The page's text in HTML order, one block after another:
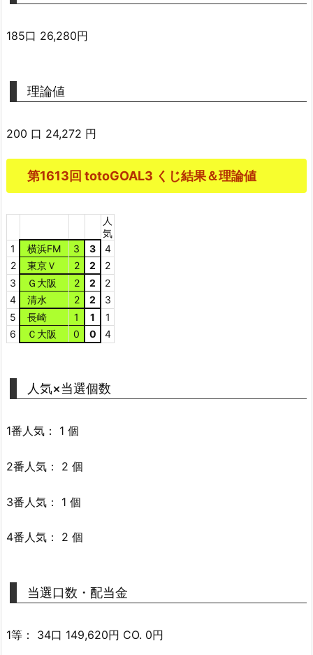
185口 26,280円
理論値
200 口 24,272 円
第1613回 totoGOAL3 くじ結果＆理論値
人
気
1
横浜FM 3 3
4
2
東京Ｖ 2 2
2
3
Ｇ大阪 2 2
2
4
清水 2 2
3
5
長崎 1 1
1
6
Ｃ大阪 0 0 4
人気×当選個数
1番人気： 1 個
2番人気： 2 個
3番人気： 1 個
4番人気： 2 個
当選口数・配当金
1等： 34口 149,620円 CO. 0円